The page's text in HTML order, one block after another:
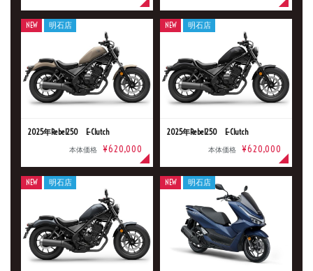
2025年Rebel250 E-Clutch
本体価格 ¥620,000
NEW 明石店
2025年Rebel250 E-Clutch
本体価格 ¥620,000
NEW 明石店
NEW 明石店 NEW 明石店